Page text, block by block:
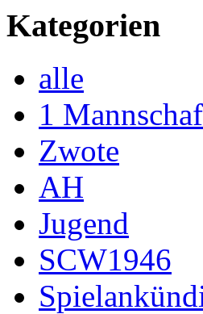
Kategorien
alle
1
Zwote
AH
Jugend
SCW1946